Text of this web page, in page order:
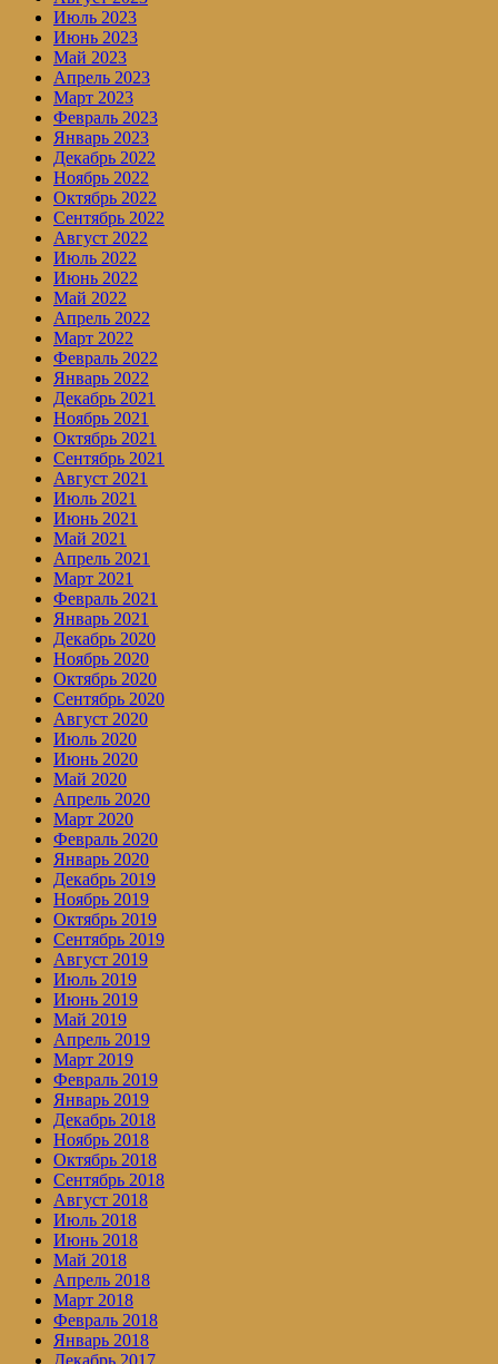
Июль 2023
Июнь 2023
Май 2023
Апрель 2023
Март 2023
Февраль 2023
Январь 2023
Декабрь 2022
Ноябрь 2022
Октябрь 2022
Сентябрь 2022
Август 2022
Июль 2022
Июнь 2022
Май 2022
Апрель 2022
Март 2022
Февраль 2022
Январь 2022
Декабрь 2021
Ноябрь 2021
Октябрь 2021
Сентябрь 2021
Август 2021
Июль 2021
Июнь 2021
Май 2021
Апрель 2021
Март 2021
Февраль 2021
Январь 2021
Декабрь 2020
Ноябрь 2020
Октябрь 2020
Сентябрь 2020
Август 2020
Июль 2020
Июнь 2020
Май 2020
Апрель 2020
Март 2020
Февраль 2020
Январь 2020
Декабрь 2019
Ноябрь 2019
Октябрь 2019
Сентябрь 2019
Август 2019
Июль 2019
Июнь 2019
Май 2019
Апрель 2019
Март 2019
Февраль 2019
Январь 2019
Декабрь 2018
Ноябрь 2018
Октябрь 2018
Сентябрь 2018
Август 2018
Июль 2018
Июнь 2018
Май 2018
Апрель 2018
Март 2018
Февраль 2018
Январь 2018
Декабрь 2017